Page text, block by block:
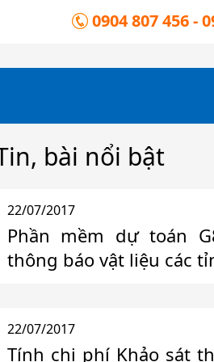
0904 807 456 -
bài nổi bật
22/07/2017
Phần mềm dự toán
thông báo vật liệu các
22/07/2017
Tính chi phí Khảo sát